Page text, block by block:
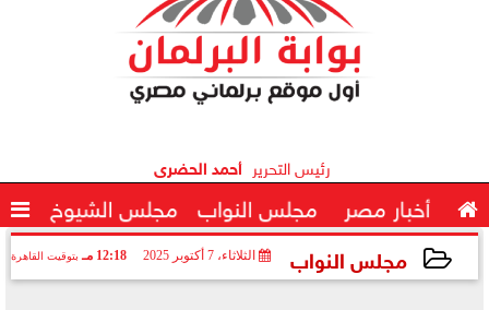
رئيس التحرير أحمد الحضرى
 أخبار مصر مجلس النواب مجلس الشيوخ 
مجلس النواب الثلاثاء، 7 أكتوبر 2025 12:18 مـ بتوقيت القاهرة